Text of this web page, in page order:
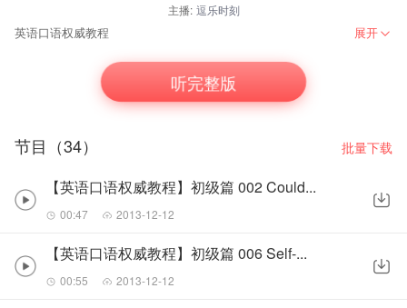
主播: 逗乐时刻
英语口语权威教程 展开
听完整版
节目（34） 批量下载
【英语口语权威教程】初级篇 002 Could...
00:47 2013-12-12
【英语口语权威教程】初级篇 006 Self-...
00:55 2013-12-12